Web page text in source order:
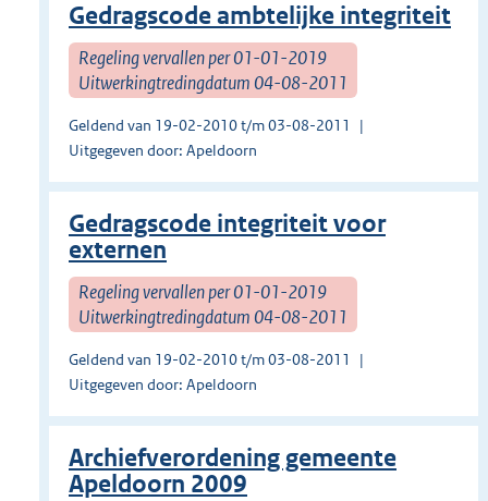
Gedragscode ambtelijke integriteit
Regeling vervallen per 01-01-2019
Uitwerkingtredingdatum 04-08-2011
Geldend van 19-02-2010 t/m 03-08-2011
Uitgegeven door: Apeldoorn
Gedragscode integriteit voor
externen
Regeling vervallen per 01-01-2019
Uitwerkingtredingdatum 04-08-2011
Geldend van 19-02-2010 t/m 03-08-2011
Uitgegeven door: Apeldoorn
Archiefverordening gemeente
Apeldoorn 2009